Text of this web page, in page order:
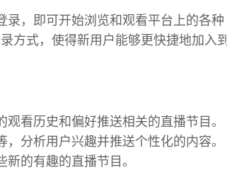
，即可开始浏览和观看平台上的各种
方式，使得新用户能够更快捷地加入到
看历史和偏好推送相关的直播节目。
分析用户兴趣并推送个性化的内容。
的有趣的直播节目。